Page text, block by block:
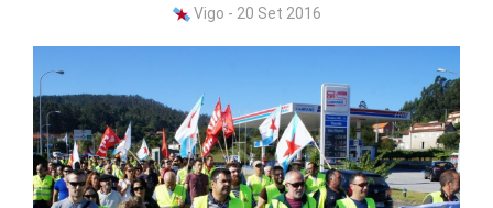
Vigo - 20 Set 2016